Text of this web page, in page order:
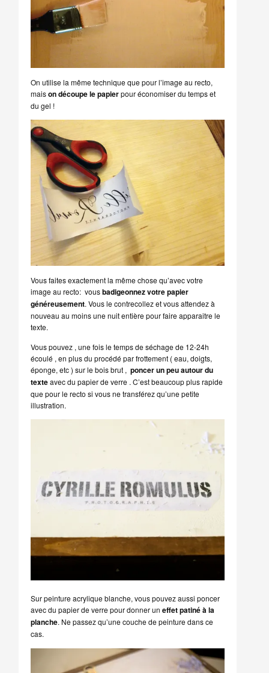
On utilise la même technique que pour l’image au recto,
maison découpe le papierpour économiser du temps et
du gel !
Vous faites exactement la même chose qu’avec votre
image au recto: vousbadigeonnez votre papier
généreusement. Vous le contrecollez et vous attendez à
nouveau au moins une nuit entière pour faire apparaitre le
texte.
Vous pouvez , une fois le temps de séchage de 12-24h
écoulé , en plus du procédé par frottement ( eau, doigts,
éponge, etc ) sur le bois brut , poncer un peu autour du
texteavec du papier de verre . C’est beaucoup plus rapide
que pour le recto si vous ne transférez qu’une petite
illustration.
Sur peinture acrylique blanche, vous pouvez aussi poncer
avec du papier de verre pour donner un effet patiné à la
planche. Ne passez qu’une couche de peinture dans ce
cas.